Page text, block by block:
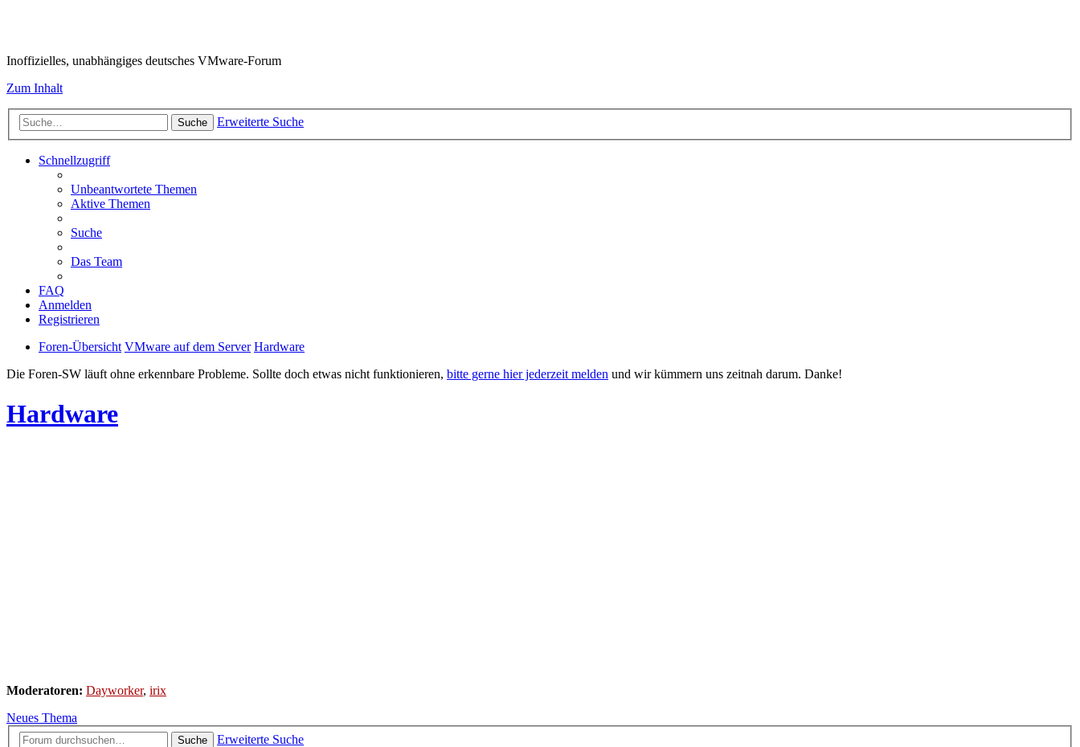
Inoffizielles, unabhängiges deutsches VMware-Forum
Zum Inhalt
Suche Erweiterte Suche
Schnellzugriff
Unbeantwortete Themen
Aktive Themen
Suche
Das Team
FAQ
Anmelden
Registrieren
Foren-Übersicht VMware auf dem Server Hardware
Die Foren-SW läuft ohne erkennbare Probleme. Sollte doch etwas nicht funktionieren, bitte gerne hier jederzeit melden und wir kümmern uns zeitnah darum. Danke!
Hardware
Moderatoren: Dayworker, irix
Neues Thema
Suche
Erweiterte Suche